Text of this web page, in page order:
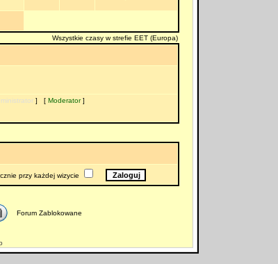
Wszystkie czasy w strefie EET (Europa)
] [ Moderator]
przy każdej wizycie
Forum Zablokowane